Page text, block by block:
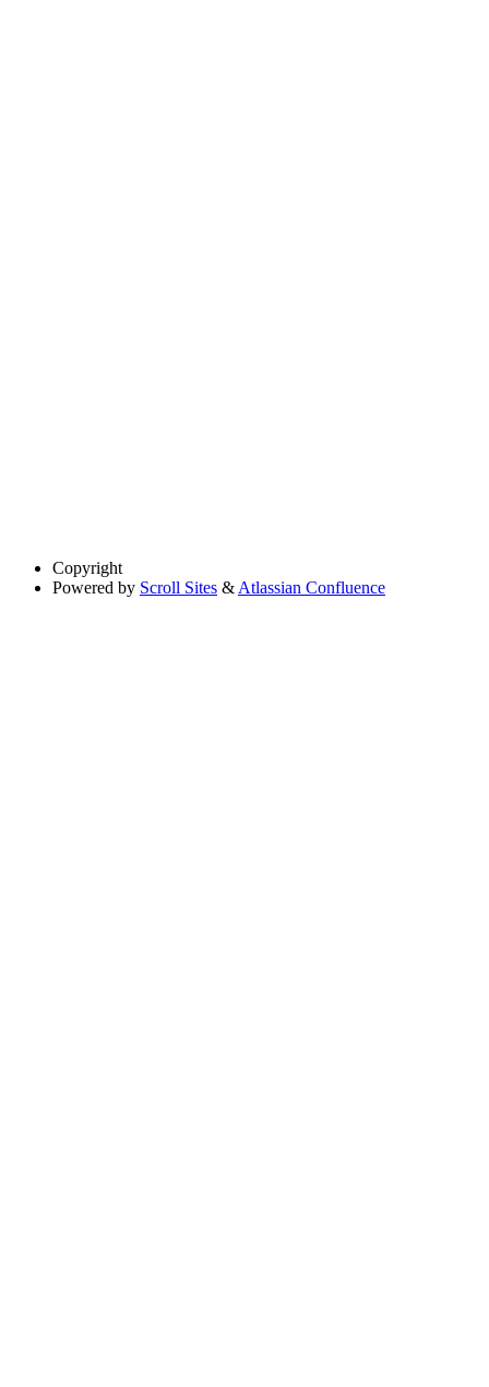
Copyright
Powered by Scroll Sites & Atlassian Confluence